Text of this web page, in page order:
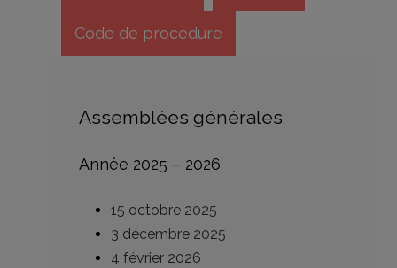
Code de procédure
Assemblées générales
Année 2025 – 2026
15 octobre 2025
3 décembre 2025
4 février 2026